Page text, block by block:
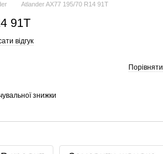
Atlander AX77 195/70 R14 91T
91T
відгук
Порівняти
знижки